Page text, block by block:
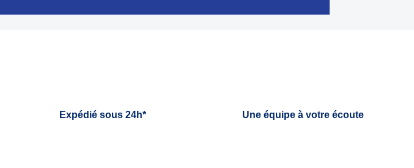
Expédié sous 24h* Une équipe à votre écoute